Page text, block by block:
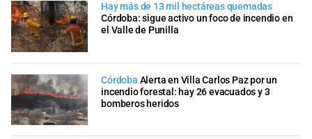
Hay más de 13 mil hectáreas quemadas
Córdoba: sigue activo un foco de incendio en
el Valle de Punilla
Córdoba Alerta en Villa Carlos Paz por un
incendio forestal: hay 26 evacuados y 3
bomberos heridos